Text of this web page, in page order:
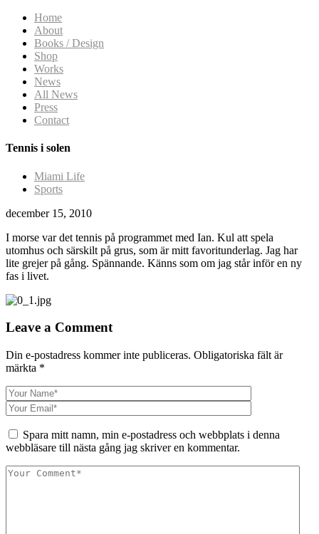
Home
About
Books / Design
Shop
Works
News
All News
Press
Contact
Tennis i solen
Miami Life
Sports
december 15, 2010
I morse var det tennis på programmet med Ian. Kul att spela
utomhus och särskilt på grus, som är mitt favoritunderlag. Jag har
lite grejer på gång. Spännande. Känns som om jag står inför en ny
fas i livet.
Leave a Comment
Din e-postadress kommer inte publiceras. Obligatoriska fält är
märkta *
Spara mitt namn, min e-postadress och webbplats i denna
webbläsare till nästa gång jag skriver en kommentar.